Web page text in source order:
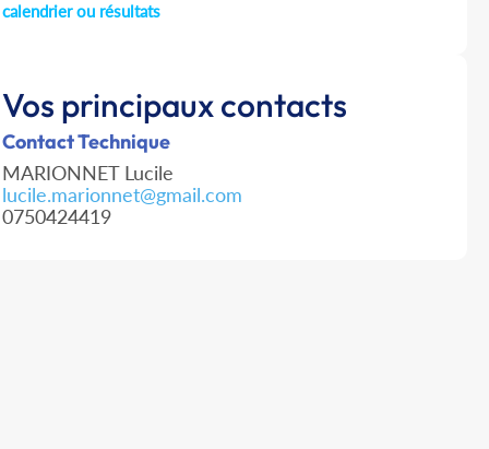
calendrier ou résultats
Vos principaux contacts
Contact Technique
MARIONNET Lucile
lucile.marionnet@gmail.com
0750424419